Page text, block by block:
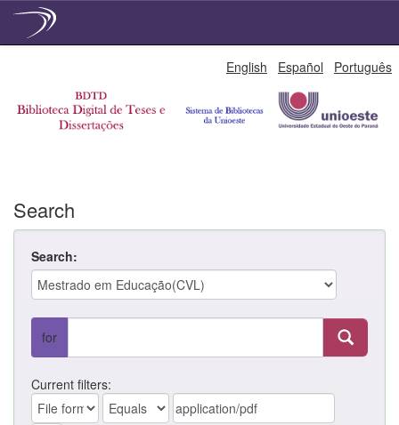
English Español Português
Search
Search:
for
Current filters: